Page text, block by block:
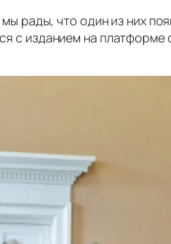
рады, что один из них
с изданием на платформе